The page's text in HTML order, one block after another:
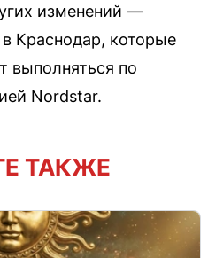
изменений —
Краснодар, которые
выполняться по
Nordstar.
ТАКЖЕ